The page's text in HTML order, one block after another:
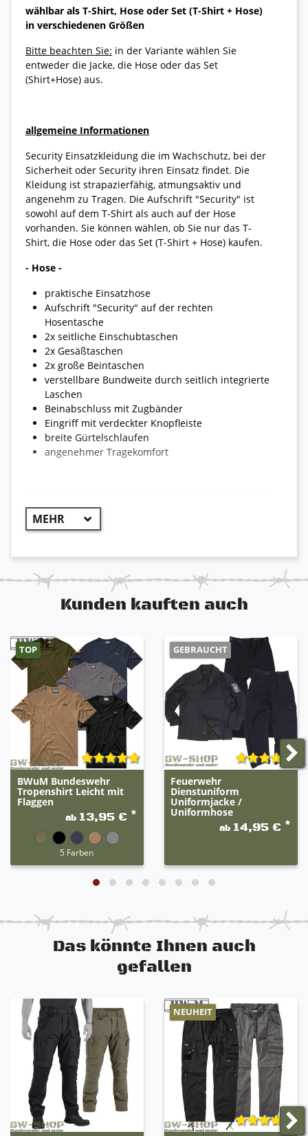
wählbar als T-Shirt, Hose oder Set (T-Shirt + Hose)
in verschiedenen Größen
Bitte beachten Sie: in der Variante wählen Sie
entweder die Jacke, die Hose oder das Set
(Shirt+Hose) aus.
allgemeine Informationen
Security Einsatzkleidung die im Wachschutz, bei der
Sicherheit oder Security ihren Einsatz findet. Die
Kleidung ist strapazierfähig, atmungsaktiv und
angenehm zu Tragen. Die Aufschrift "Security" ist
sowohl auf dem T-Shirt als auch auf der Hose
vorhanden. Sie können wählen, ob Sie nur das T-
Shirt, die Hose oder das Set (T-Shirt + Hose) kaufen.
- Hose -
praktische Einsatzhose
Aufschrift "Security" auf der rechten
Hosentasche
2x seitliche Einschubtaschen
2x Gesäßtaschen
2x große Beintaschen
verstellbare Bundweite durch seitlich integrierte
Laschen
Beinabschluss mit Zugbänder
Eingriff mit verdeckter Knopfleiste
breite Gürtelschlaufen
angenehmer Tragekomfort
- T-Shirt -
Aufschrift "Security" in klein auf der linken Brust
hautfreundliches Baumwollmaterial
bequemer Schnitt
sehr gute Passform
kurze Ärmel
160g / m²
hoher, angenehmer Tragekomfort
Kunden kauften auch
TOP
BWuM Bundeswehr
Tropenshirt Leicht mit
Flaggen
ab 13,95 € *
5 Farben
GEBRAUCHT
Feuerwehr
Dienstuniform
Uniformjacke /
Uniformhose
ab 14,95 € *
Das könnte Ihnen auch
gefallen
NEUHEIT